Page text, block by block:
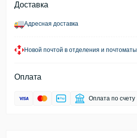
Доставка
Адресная доставка
Новой почтой в отделения и почтоматы
Оплата
Оплата по счету